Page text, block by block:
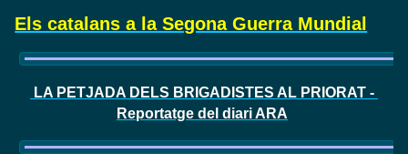
Els catalans a la Segona Guerra Mundial
LA PETJADA DELS BRIGADISTES AL PRIORAT -
Reportatge del diari ARA